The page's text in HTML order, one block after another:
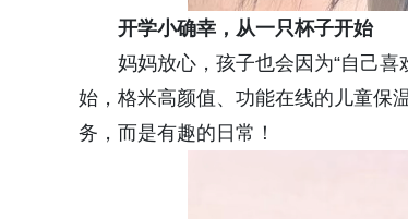
开学小确幸，从一只杯子开始
妈妈放心，孩子也会因为“自己
始，格米高颜值、功能在线的儿童保
务，而是有趣的日常！